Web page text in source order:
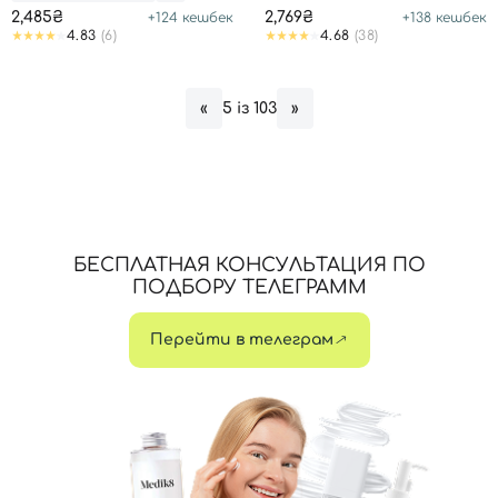
2,485₴ +124 кешбек
4.83 (6)
2,769₴ +138 кешбек
4.68 (38)
« 5 із 103 »
БЕСПЛАТНАЯ КОНСУЛЬТАЦИЯ ПО
ПОДБОРУ ТЕЛЕГРАММ
Перейти в телеграм
Войти с помощью e-mail